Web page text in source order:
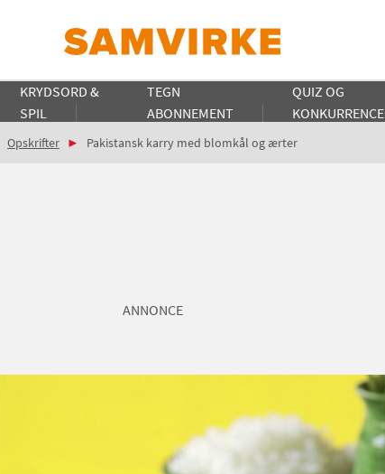
KRYDSORD &
SPIL
TEGN
ABONNEMENT
QUIZ OG
Opskrifter Pakistansk karry med blomkål og ærter
ANNONCE